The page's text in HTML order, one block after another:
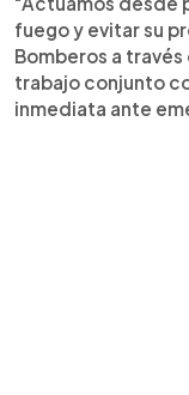
fuego y evitar su
Bomberos a
trabajo conjunto
inmediata ante